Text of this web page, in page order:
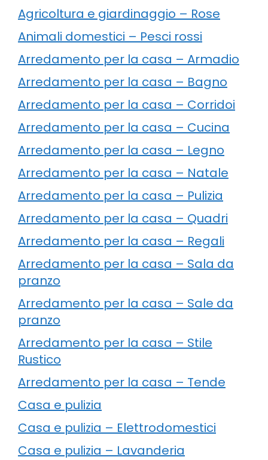
Agricoltura e giardinaggio – Rose
Animali domestici – Pesci rossi
Arredamento per la casa – Armadio
Arredamento per la casa – Bagno
Arredamento per la casa – Corridoi
Arredamento per la casa – Cucina
Arredamento per la casa – Legno
Arredamento per la casa – Natale
Arredamento per la casa – Pulizia
Arredamento per la casa – Quadri
Arredamento per la casa – Regali
Arredamento per la casa – Sala da
pranzo
Arredamento per la casa – Sale da
pranzo
Arredamento per la casa – Stile
Rustico
Arredamento per la casa – Tende
Casa e pulizia
Casa e pulizia – Elettrodomestici
Casa e pulizia – Lavanderia